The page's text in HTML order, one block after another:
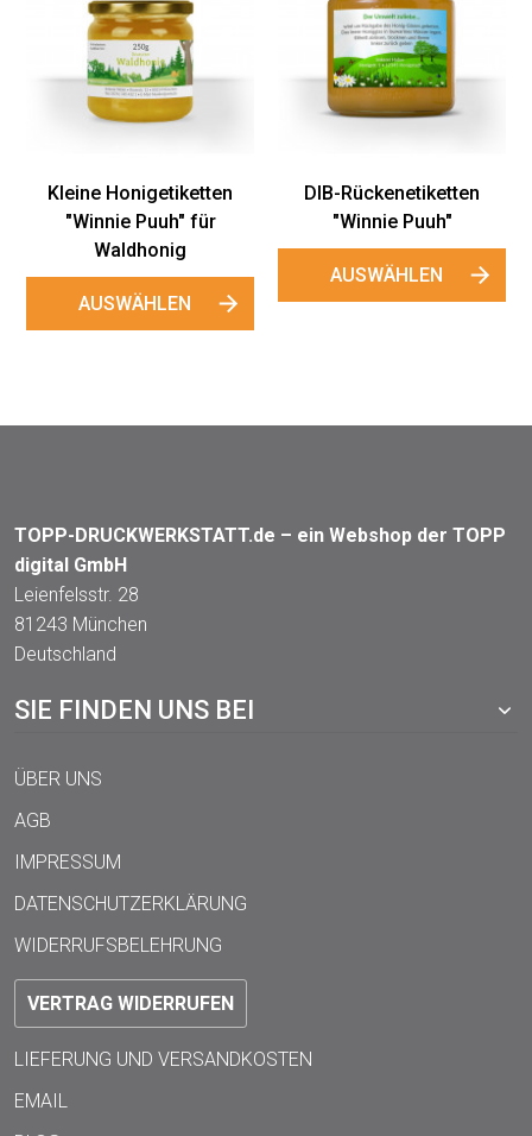
Kleine Honigetiketten
"Winnie Puuh" für
Waldhonig
AUSWÄHLEN
DIB-Rückenetiketten
"Winnie Puuh"
AUSWÄHLEN
TOPP-DRUCKWERKSTATT.de – ein Webshop der TOPP
digital GmbH
Leienfelsstr. 28
81243 München
Deutschland
SIE FINDEN UNS BEI
ÜBER UNS
AGB
IMPRESSUM
DATENSCHUTZERKLÄRUNG
WIDERRUFSBELEHRUNG
VERTRAG WIDERRUFEN
LIEFERUNG UND VERSANDKOSTEN
EMAIL